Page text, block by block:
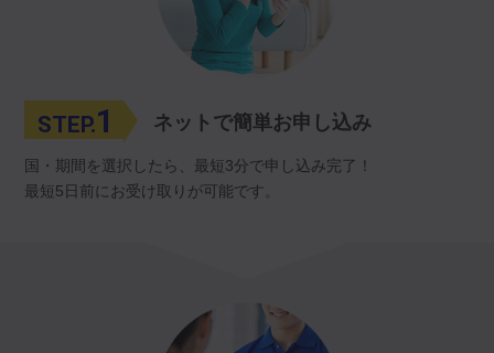
STEP.1 ネットで簡単お申し込み
国・期間を選択したら、最短3分で申し込み完了！
最短5日前にお受け取りが可能です。